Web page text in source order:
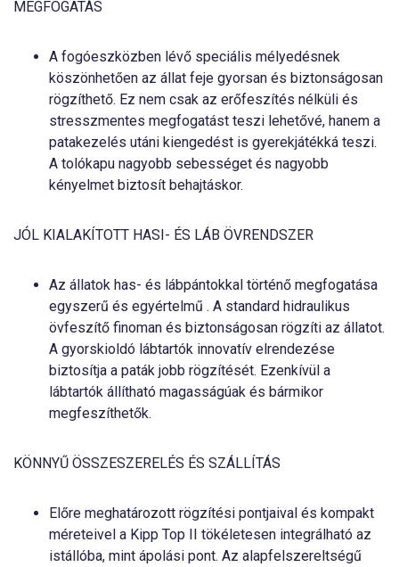
MEGFOGATÁS
A fogóeszközben lévő speciális mélyedésnek
köszönhetően az állat feje gyorsan és biztonságosan
rögzíthető. Ez nem csak az erőfeszítés nélküli és
stresszmentes megfogatást teszi lehetővé, hanem a
patakezelés utáni kiengedést is gyerekjátékká teszi.
A tolókapu nagyobb sebességet és nagyobb
kényelmet biztosít behajtáskor.
JÓL KIALAKÍTOTT HASI- ÉS LÁB ÖVRENDSZER
Az állatok has- és lábpántokkal történő megfogatása
egyszerű és egyértelmű . A standard hidraulikus
övfeszítő finoman és biztonságosan rögzíti az állatot.
A gyorskioldó lábtartók innovatív elrendezése
biztosítja a paták jobb rögzítését. Ezenkívül a
lábtartók állítható magasságúak és bármikor
megfeszíthetők.
KÖNNYŰ ÖSSZESZERELÉS ÉS SZÁLLÍTÁS
Előre meghatározott rögzítési pontjaival és kompakt
méreteivel a Kipp Top II tökéletesen integrálható az
istállóba, mint ápolási pont. Az alapfelszereltségű